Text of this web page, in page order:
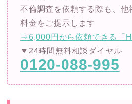
不倫調査を依頼する際も、他
料金をご提示します
⇒6,000円から依頼できる「
▼24時間無料相談ダイヤル
0120-088-995